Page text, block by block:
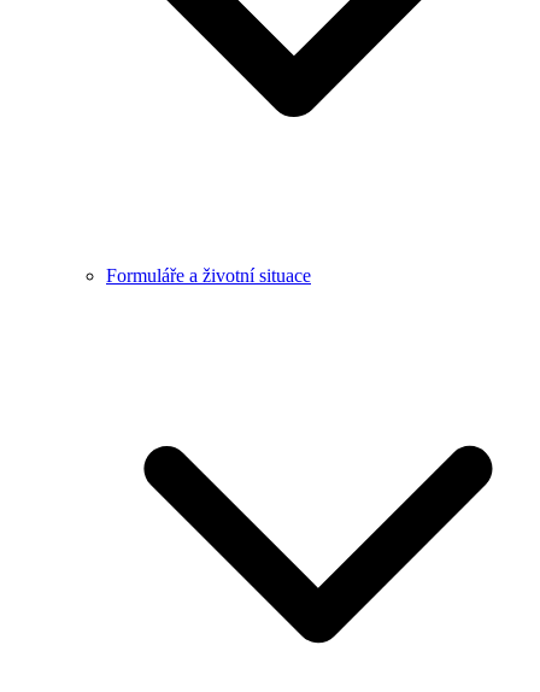
Formuláře a životní situace